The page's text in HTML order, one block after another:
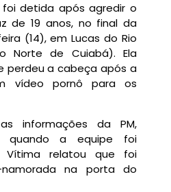
detida após agredir o
de 19 anos, no final da
(14), em Lucas do Rio
Norte de Cuiabá). Ela
perdeu a cabeça após a
vídeo pornô para os
informações da PM,
quando a equipe foi
Vítima relatou que foi
na porta do